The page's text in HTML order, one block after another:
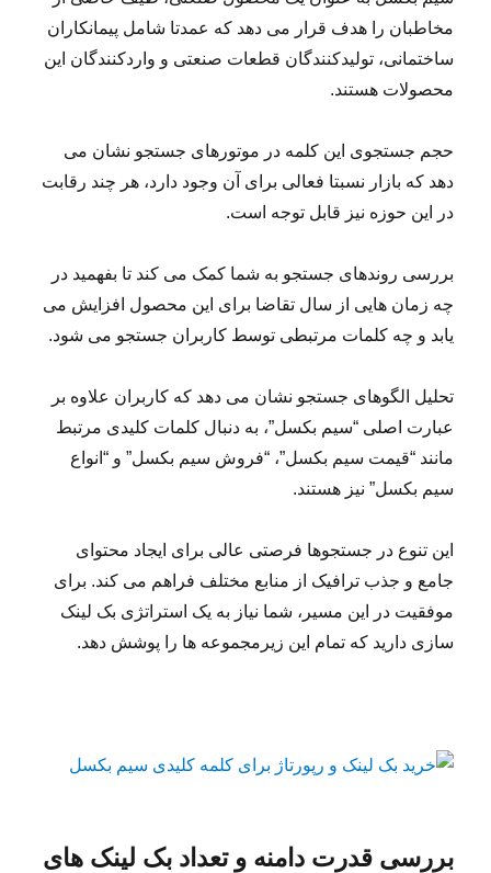
مخاطبان را هدف قرار می دهد که عمدتا شامل پیمانکاران
ساختمانی، تولیدکنندگان قطعات صنعتی و واردکنندگان این
محصولات هستند.
حجم جستجوی این کلمه در موتورهای جستجو نشان می
دهد که بازار نسبتا فعالی برای آن وجود دارد، هر چند رقابت
در این حوزه نیز قابل توجه است.
بررسی روندهای جستجو به شما کمک می کند تا بفهمید در
چه زمان هایی از سال تقاضا برای این محصول افزایش می
یابد و چه کلمات مرتبطی توسط کاربران جستجو می شود.
تحلیل الگوهای جستجو نشان می دهد که کاربران علاوه بر
عبارت اصلی “سیم بکسل”، به دنبال کلمات کلیدی مرتبط
مانند “قیمت سیم بکسل”، “فروش سیم بکسل” و “انواع
سیم بکسل” نیز هستند.
این تنوع در جستجوها فرصتی عالی برای ایجاد محتوای
جامع و جذب ترافیک از منابع مختلف فراهم می کند. برای
موفقیت در این مسیر، شما نیاز به یک استراتژی بک لینک
سازی دارید که تمام این زیرمجموعه ها را پوشش دهد.
بررسی قدرت دامنه و تعداد بک لینک های